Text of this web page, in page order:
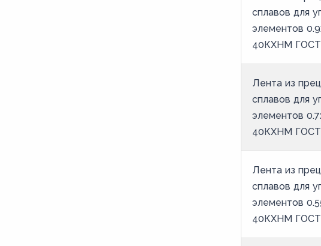
сплавов для
элементов
40КХНМ ГОСТ
Лента из
сплавов для
элементов
40КХНМ ГОСТ
Лента из
сплавов для
элементов
40КХНМ ГОСТ